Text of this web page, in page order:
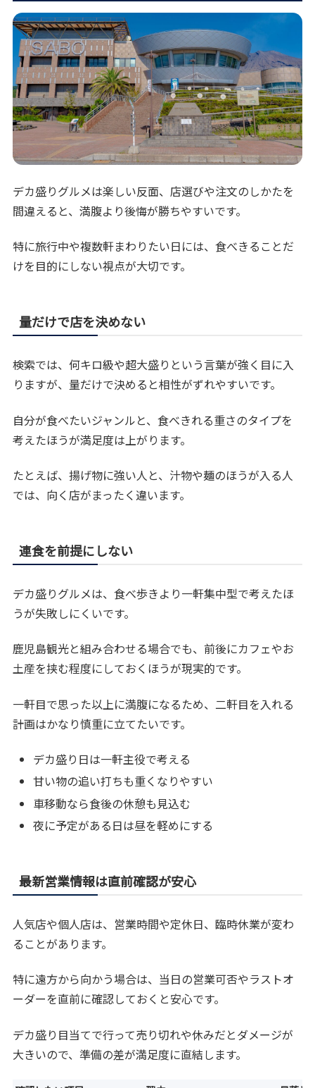
デカ盛りグルメは楽しい反面、店選びや注文のしかたを
間違えると、満腹より後悔が勝ちやすいです。
特に旅行中や複数軒まわりたい日には、食べきることだ
けを目的にしない視点が大切です。
量だけで店を決めない
検索では、何キロ級や超大盛りという言葉が強く目に入
りますが、量だけで決めると相性がずれやすいです。
自分が食べたいジャンルと、食べきれる重さのタイプを
考えたほうが満足度は上がります。
たとえば、揚げ物に強い人と、汁物や麺のほうが入る人
では、向く店がまったく違います。
連食を前提にしない
デカ盛りグルメは、食べ歩きより一軒集中型で考えたほ
うが失敗しにくいです。
鹿児島観光と組み合わせる場合でも、前後にカフェやお
土産を挟む程度にしておくほうが現実的です。
一軒目で思った以上に満腹になるため、二軒目を入れる
計画はかなり慎重に立てたいです。
デカ盛り日は一軒主役で考える
甘い物の追い打ちも重くなりやすい
車移動なら食後の休憩も見込む
夜に予定がある日は昼を軽めにする
最新営業情報は直前確認が安心
人気店や個人店は、営業時間や定休日、臨時休業が変わ
ることがあります。
特に遠方から向かう場合は、当日の営業可否やラストオ
ーダーを直前に確認しておくと安心です。
デカ盛り目当てで行って売り切れや休みだとダメージが
大きいので、準備の差が満足度に直結します。